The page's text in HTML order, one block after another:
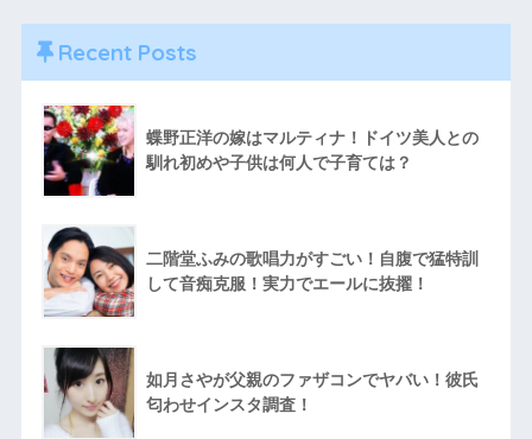
Recent Posts
蝶野正洋の嫁はマルティナ！ドイツ美人との
馴れ初めや子供は何人で子育ては？
二階堂ふみの歌唱力がすごい！自腹で猛特訓
して音痴克服！実力でエールに抜擢！
如月さやが父親のファザコンでヤバい！彼氏
匂わせインスタ調査！